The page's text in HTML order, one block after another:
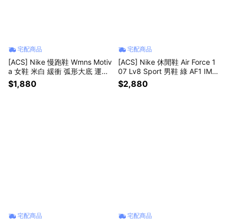
宅配商品
[ACS] Nike 慢跑鞋 Wmns Motiv
a 女鞋 米白 緩衝 弧形大底 運動
鞋 DV1238-113
$1,880
宅配商品
[ACS] Nike 休閒鞋 Air Force 1
07 Lv8 Sport 男鞋 綠 AF1 IM57
52-300
$2,880
宅配商品 宅配商品